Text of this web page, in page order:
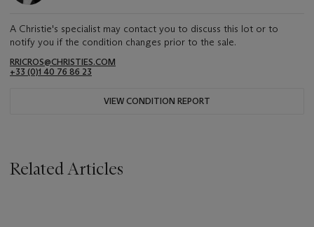
A Christie's specialist may contact you to discuss this lot or to
notify you if the condition changes prior to the sale.
RRICROS@CHRISTIES.COM
+33 (0)1 40 76 86 23
VIEW CONDITION REPORT
Related Articles